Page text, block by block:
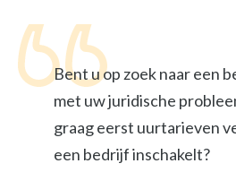
Bent u op zoek naar een
met uw juridische
graag eerst uurtarieven
een bedrijf inschakelt?